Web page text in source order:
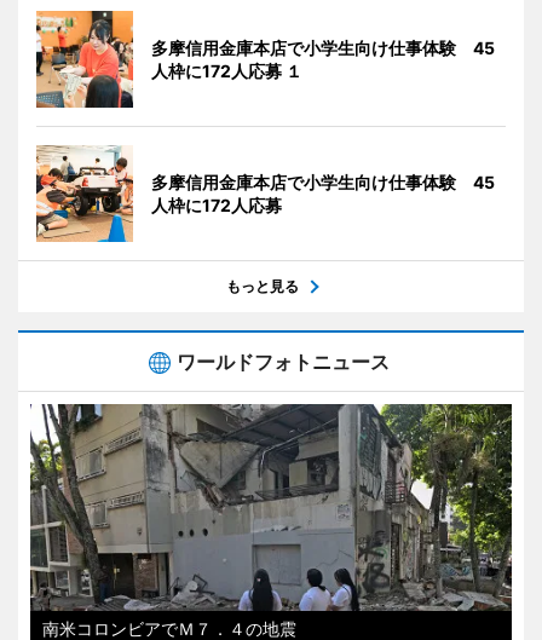
多摩信用金庫本店で小学生向け仕事体験 45
人枠に172人応募 １
多摩信用金庫本店で小学生向け仕事体験 45
人枠に172人応募
もっと見る
ワールドフォトニュース
南米コロンビアでＭ７．４の地震